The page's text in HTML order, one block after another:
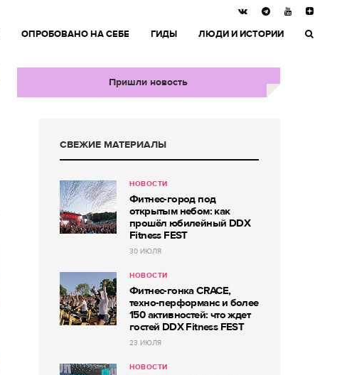
ОПРОБОВАНО НА СЕБЕ ГИДЫ ЛЮДИ И ИСТОРИИ
Пришли новость
СВЕЖИЕ МАТЕРИАЛЫ
НОВОСТИ
Фитнес-город под
открытым небом: как
прошёл юбилейный DDX
Fitness FEST
30 ИЮЛЯ
НОВОСТИ
Фитнес-гонка CRACE,
техно-перформанс и более
150 активностей: что ждет
гостей DDX Fitness FEST
23 ИЮЛЯ
НОВОСТИ